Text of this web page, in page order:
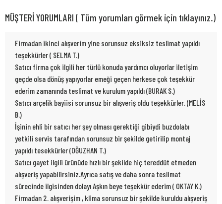
MÜŞTERİ YORUMLARI ( Tüm yorumları görmek için tıklayınız.)
Firmadan ikinci alışverim yine sorunsuz eksiksiz teslimat yapıldı
teşekkürler ( SELMA T.)
Satıcı firma çok ilgili her türlü konuda yardımcı oluyorlar iletişim
geçde olsa dönüş yapıyorlar emeği geçen herkese çok teşekkür
ederim zamanında teslimat ve kurulum yapıldı (BURAK S.)
Satıcı arçelik bayiisi sorunsuz bir alışveriş oldu teşekkürler. (MELİS
B.)
İşinin ehli bir satıcı her şey olması gerektiği gibiydi buzdolabı
yetkili servis tarafından sorunsuz bir şekilde getirilip montaj
yapıldı tesekkürler (OĞUZHAN T.)
Satıcı gayet ilgili ürünüde hızlı bir şekilde hiç tereddüt etmeden
alışveriş yapabilirsiniz.Ayrıca satış ve daha sonra teslimat
sürecinde ilgisinden dolayı Aşkın beye teşekkür ederim ( OKTAY K.)
Firmadan 2. alışverişim , klima sorunsuz bir şekilde kuruldu alışveriş